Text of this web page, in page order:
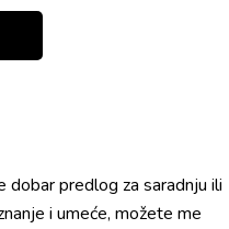
dobar predlog za saradnju ili
i umeće, možete me